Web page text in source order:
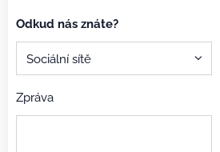
Odkud nás znáte?
Zpráva